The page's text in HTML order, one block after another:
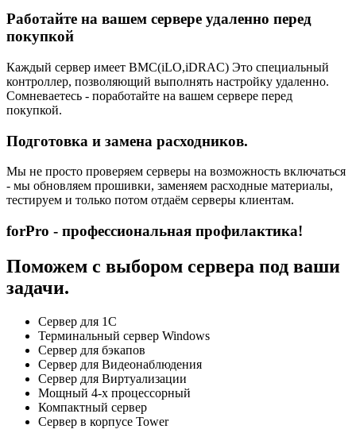
Работайте на вашем сервере удаленно перед
покупкой
Каждый сервер имеет BMC(iLO,iDRAC) Это специальный
контроллер, позволяющий выполнять настройку удаленно.
Сомневаетесь - поработайте на вашем сервере перед
покупкой.
Подготовка и замена расходников.
Мы не просто проверяем серверы на возможность включаться
- мы обновляем прошивки, заменяем расходные материалы,
тестируем и только потом отдаём серверы клиентам.
forPro - профессиональная профилактика!
Поможем с выбором сервера под ваши
задачи.
Сервер для 1С
Терминальный сервер Windows
Сервер для бэкапов
Сервер для Видеонаблюдения
Сервер для Виртуализации
Мощный 4-х процессорный
Компактный сервер
Сервер в корпусе Tower